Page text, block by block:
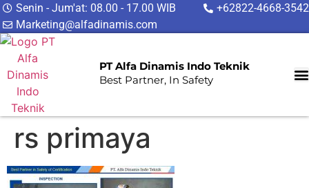
Senin - Jum'at: 08.00 - 17.00 WIB
+62822-4668-3542
Marketing@alfadinamis.com
PT Alfa Dinamis Indo Teknik
Best Partner, In Safety
rs primaya